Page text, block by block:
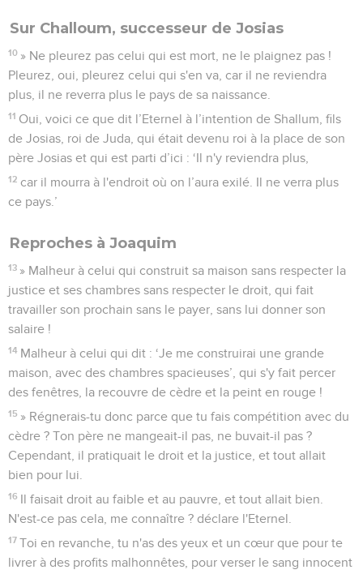
Sur Challoum, successeur de Josias
10 » Ne pleurez pas celui qui est mort, ne le plaignez pas !
Pleurez, oui, pleurez celui qui s'en va, car il ne reviendra
plus, il ne reverra plus le pays de sa naissance.
11 Oui, voici ce que dit l’Eternel à l’intention de Shallum, fils
de Josias, roi de Juda, qui était devenu roi à la place de son
père Josias et qui est parti d’ici : ‘Il n'y reviendra plus,
12 car il mourra à l'endroit où on l’aura exilé. Il ne verra plus
ce pays.’
Reproches à Joaquim
13 » Malheur à celui qui construit sa maison sans respecter la
justice et ses chambres sans respecter le droit, qui fait
travailler son prochain sans le payer, sans lui donner son
salaire !
14 Malheur à celui qui dit : ‘Je me construirai une grande
maison, avec des chambres spacieuses’, qui s'y fait percer
des fenêtres, la recouvre de cèdre et la peint en rouge !
15 » Régnerais-tu donc parce que tu fais compétition avec du
cèdre ? Ton père ne mangeait-il pas, ne buvait-il pas ?
Cependant, il pratiquait le droit et la justice, et tout allait
bien pour lui.
16 Il faisait droit au faible et au pauvre, et tout allait bien.
N'est-ce pas cela, me connaître ? déclare l'Eternel.
17 Toi en revanche, tu n'as des yeux et un cœur que pour te
livrer à des profits malhonnêtes, pour verser le sang innocent